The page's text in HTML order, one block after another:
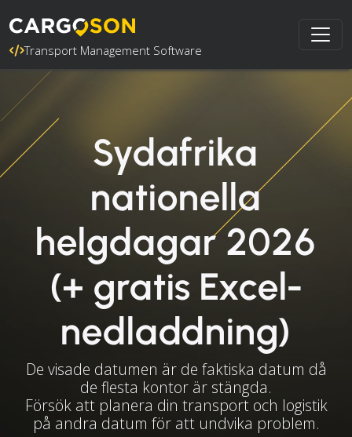
Transport Management Software
Sydafrika
nationella
helgdagar 2026
(+ gratis Excel-
nedladdning)
De visade datumen är de faktiska datum då
de flesta kontor är stängda.
Försök att planera din transport och logistik
på andra datum för att undvika problem.